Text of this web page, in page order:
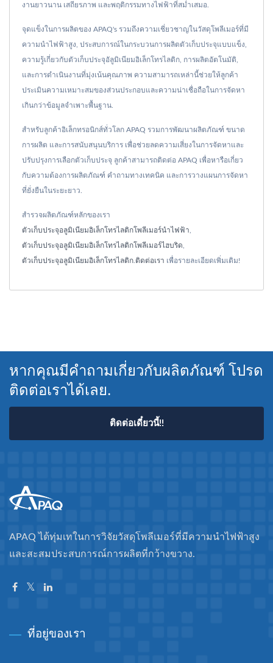
งานยาวนาน เสถียรภาพ และพฤติกรรมทางไฟฟ้าที่สม่ำเสมอ.
จุดแข็งในการผลิตของ APAQ's รวมถึงความเชี่ยวชาญในวัสดุโพลีเมอร์ที่มี
ความนำไฟฟ้าสูง, ประสบการณ์ในกระบวนการผลิตตัวเก็บประจุแบบแข็ง,
ความรู้เกี่ยวกับตัวเก็บประจุอัลูมิเนียมอิเล็กโทรไลติก, การผลิตอัตโนมัติ,
และการดำเนินงานที่มุ่งเน้นคุณภาพ ความสามารถเหล่านี้ช่วยให้ลูกค้า
ประเมินความเหมาะสมของส่วนประกอบและความน่าเชื่อถือในการจัดหา
เกินกว่าข้อมูลจำเพาะพื้นฐาน.
สำหรับลูกค้าอิเล็กทรอนิกส์ทั่วโลก APAQ รวมการพัฒนาผลิตภัณฑ์ ขนาด
การผลิต และการสนับสนุนบริการ เพื่อช่วยลดความเสี่ยงในการจัดหาและ
ปรับปรุงการเลือกตัวเก็บประจุ ลูกค้าสามารถติดต่อ APAQ เพื่อหารือเกี่ยว
กับความต้องการผลิตภัณฑ์ คำถามทางเทคนิค และการวางแผนการจัดหา
ที่ยั่งยืนในระยะยาว.
สำรวจผลิตภัณฑ์หลักของเรา
ตัวเก็บประจุอลูมิเนียมอิเล็กโทรไลติกโพลีเมอร์นำไฟฟ้า
ตัวเก็บประจุอลูมิเนียมอิเล็กโทรไลติกโพลีเมอร์ไฮบริด
ตัวเก็บประจุอลูมิเนียมอิเล็กโทรไลติก ติดต่อเรา เพื่อรายละเอียดเพิ่มเติม!
หากคุณมีคำถามเกี่ยวกับผลิตภัณฑ์ โปรด
ติดต่อเราได้เลย.
ติดต่อเดี๋ยวนี้!!
APAQ ได้ทุ่มเทในการวิจัยวัสดุโพลีเมอร์ที่มีความนำไฟฟ้าสูง
และสะสมประสบการณ์การผลิตที่กว้างขวาง.
ที่อยู่ของเรา